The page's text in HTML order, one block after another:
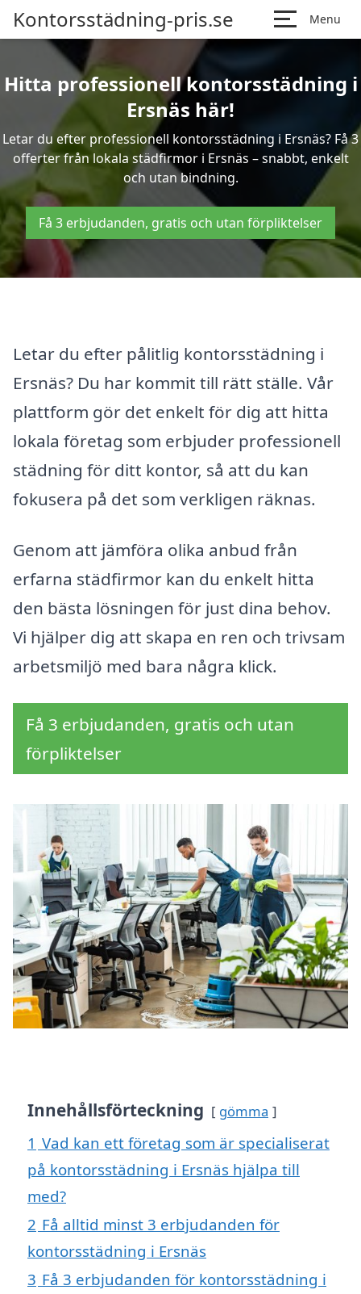
Kontorsstädning-pris.se Menu
Hitta professionell kontorsstädning i
Ersnäs här!
Letar du efter professionell kontorsstädning i Ersnäs? Få 3
offerter från lokala städfirmor i Ersnäs – snabbt, enkelt
och utan bindning.
Få 3 erbjudanden, gratis och utan förpliktelser
Letar du efter pålitlig kontorsstädning i
Ersnäs? Du har kommit till rätt ställe. Vår
plattform gör det enkelt för dig att hitta
lokala företag som erbjuder professionell
städning för ditt kontor, så att du kan
fokusera på det som verkligen räknas.
Genom att jämföra olika anbud från
erfarna städfirmor kan du enkelt hitta
den bästa lösningen för just dina behov.
Vi hjälper dig att skapa en ren och trivsam
arbetsmiljö med bara några klick.
Få 3 erbjudanden, gratis och utan
förpliktelser
Innehållsförteckning gömma
1 Vad kan ett företag som är specialiserat
på kontorsstädning i Ersnäs hjälpa till
med?
2 Få alltid minst 3 erbjudanden för
kontorsstädning i Ersnäs
3 Få 3 erbjudanden för kontorsstädning i